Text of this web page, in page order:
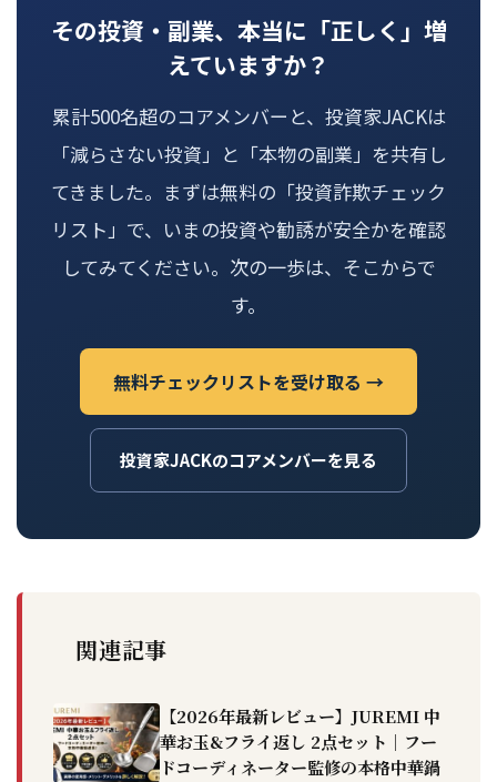
その投資・副業、本当に「正しく」増
えていますか？
累計500名超のコアメンバーと、投資家JACKは
「減らさない投資」と「本物の副業」を共有し
てきました。まずは無料の「投資詐欺チェック
リスト」で、いまの投資や勧誘が安全かを確認
してみてください。次の一歩は、そこからで
す。
無料チェックリストを受け取る →
投資家JACKのコアメンバーを見る
関連記事
【2026年最新レビュー】JUREMI 中
華お玉&フライ返し 2点セット｜フー
ドコーディネーター監修の本格中華鍋